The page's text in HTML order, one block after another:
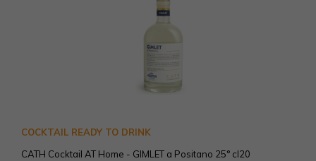
COCKTAIL READY TO DRINK
CATH Cocktail AT Home - GIMLET a Positano 25° cl20